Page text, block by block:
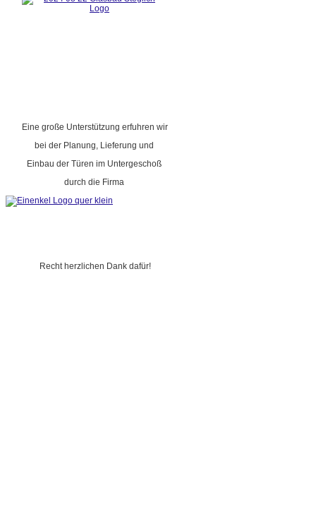
Eine große Unterstützung erfuhren wir
bei der Planung, Lieferung und
Einbau der Türen im Untergeschoß
durch die Firma
Recht herzlichen Dank dafür!